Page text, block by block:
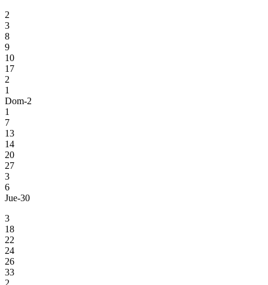
2
3
8
9
10
17
2
1
Dom-2
1
7
13
14
20
27
3
6
Jue-30
3
18
22
24
26
33
2